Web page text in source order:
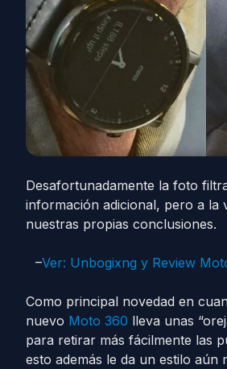
Desafortunadamente la foto
información adicional, pero a la
nuestras propias conclusiones.
–Ver: Unbogixng y Review
Como principal novedad en
nuevo Moto 360 lleva unas
para retirar más fácilmente las
esto además le da un estilo aún